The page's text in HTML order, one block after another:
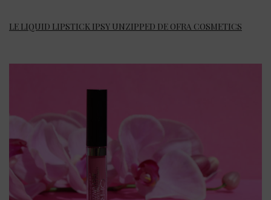
LE LIQUID LIPSTICK IPSY UNZIPPED DE OFRA COSMETICS